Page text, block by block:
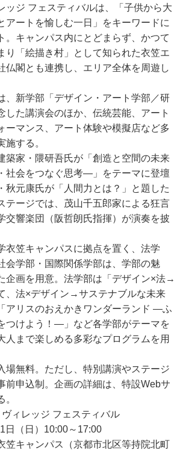
ジ フェスティバルは、「子供から大
アートを愉しむ一日」をキーワードに
。キャンパス内にとどまらず、かつて
り「絵描き村」として知られた衣笠エ
仏閣とも連携し、エリア全体を周遊し
新学部「デザイン・アート学部／研
した講演会のほか、伝統芸能、アート
ーマンス、アート体験や模擬店など多
施する。
家・隈研吾氏が「創造と空間の未来
社会をつなぐ思考―」をテーマに登壇
秋元康氏が「人間力とは？」と題した
テージでは、茂山千五郎家による狂言
交響楽団（阪哲朗氏指揮）が演奏を披
笠キャンパスに拠点を置く、法学
会学部・国際関係学部は、学部の魅
企画を用意。法学部は「デザイン×法→
、法×デザイン→サステナブルな未来
アリスのおえかきワンダーランド ―ふ
つけよう！―」など各学部がテーマを
人まで楽しめる多彩なプログラムを用
無料。ただし、特別講演やステージ
前申込制。企画の詳細は、特設Webサ
ィレッジ フェスティバル
日（日）10:00～17:00
笠キャンパス（京都市北区等持院北町